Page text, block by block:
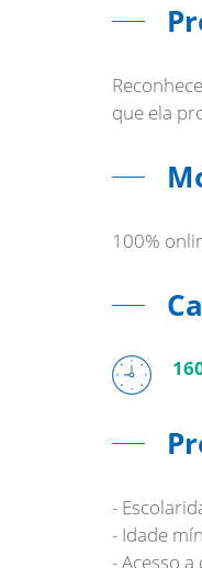
100%
-
- Idade
- Acesso